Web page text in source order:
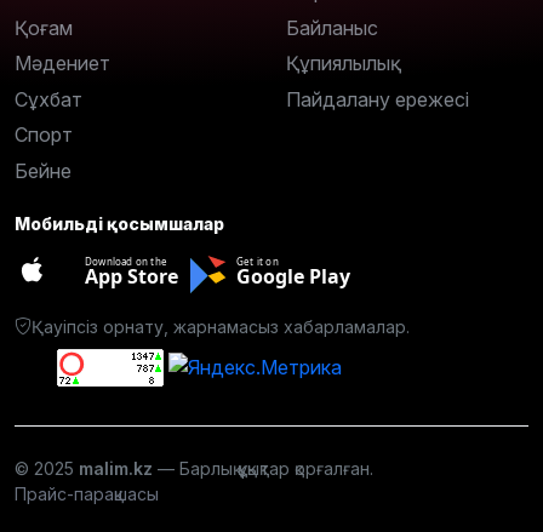
Қоғам
Мәдениет
Сұхбат
Спорт
Бейне
Байланыс
Құпиялылық
Пайдалану ережесі
Мобильді қосымшалар
Download on the
App Store
Get it on
Google Play
Қауіпсіз орнату, жарнамасыз хабарламалар.
© 2025 malim.kz — Барлық құқықтар қорғалған.
Прайс-парақшасы